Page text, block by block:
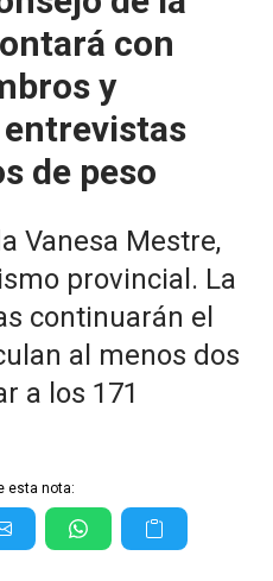
con
y
de peso
Vanesa Mestre,
provincial. La
continuarán el
al menos dos
a los 171
esta nota: